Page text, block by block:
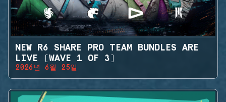
NEW R6 SHARE PRO TEAM BUNDLES ARE
LIVE (WAVE 1 OF 3)
2026년 6월 25일